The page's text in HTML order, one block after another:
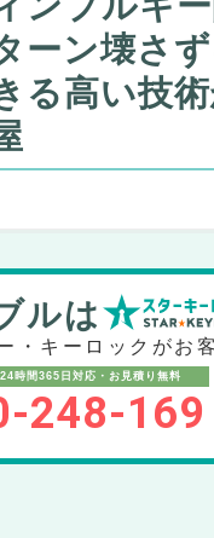
ーン壊さ
る高い技
ルは
・キーロックがお
24時間365日対応・お見積り無料
248-169